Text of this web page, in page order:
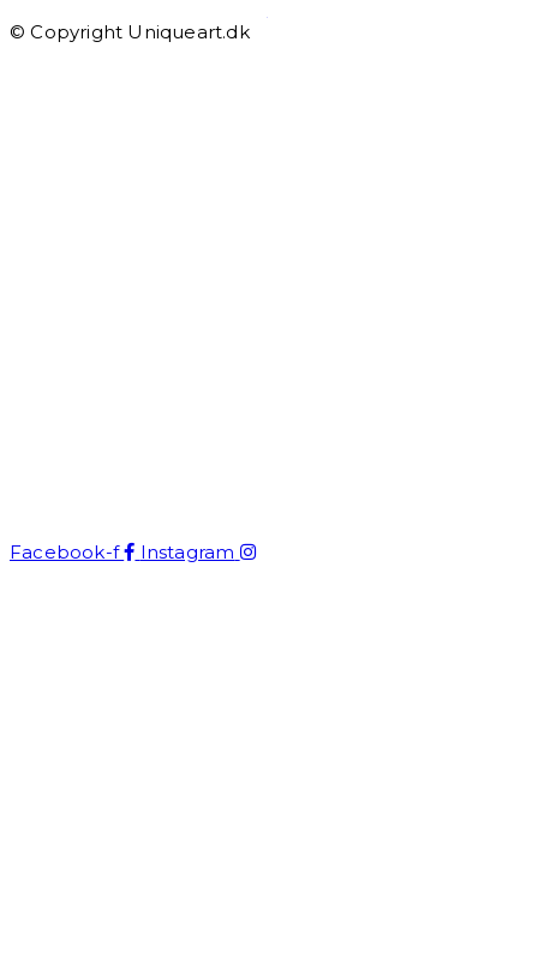
© Copyright Uniqueart.dk
Facebook-f Instagram